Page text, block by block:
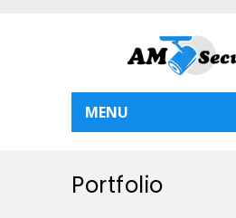
MENU
Portfolio